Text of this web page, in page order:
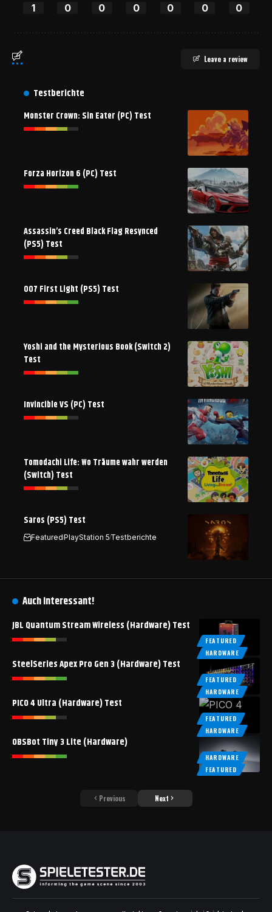
1 0 0 0 0 0 0
Leave a review
Testberichte
Monster Crown: Sin Eater (PC) Test
Forza Horizon 6 (PC) Test
Assassin’s Creed Black Flag Resynced
(PS5) Test
007 First Light (PS5) Test
Yoshi and the Mysterious Book (Switch 2)
Test
Invincible VS (PC) Test
Tomodachi Life: Wo Träume wahr werden
(Switch) Test
Saros (PS5) Test
FeaturedPlayStation 5Testberichte
Auch interessant!
FEATURED
HARDWARE
JBL Quantum Stream Wireless (Hardware) Test
FEATURED
HARDWARE
SteelSeries Apex Pro Gen 3 (Hardware) Test
FEATURED
HARDWARE
PICO 4 Ultra (Hardware) Test
HARDWARE
FEATURED
OBSBot Tiny 3 Lite (Hardware)
Previous Next